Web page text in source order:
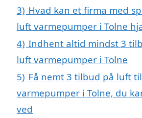
3) Hvad kan et firma med
luft varmepumper i Tolne
4) Indhent altid mindst 3
luft varmepumper i Tolne
5) Få nemt 3 tilbud på luft
varmepumper i Tolne, du
ved